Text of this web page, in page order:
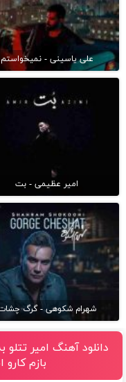
علی یاسینی - نمیخواستم
امیر عظیمی - بت
شهرام شکوهی - گرگ
دانلود آهنگ امیر
بازم